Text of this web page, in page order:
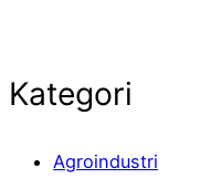
Kategori
Agroindustri